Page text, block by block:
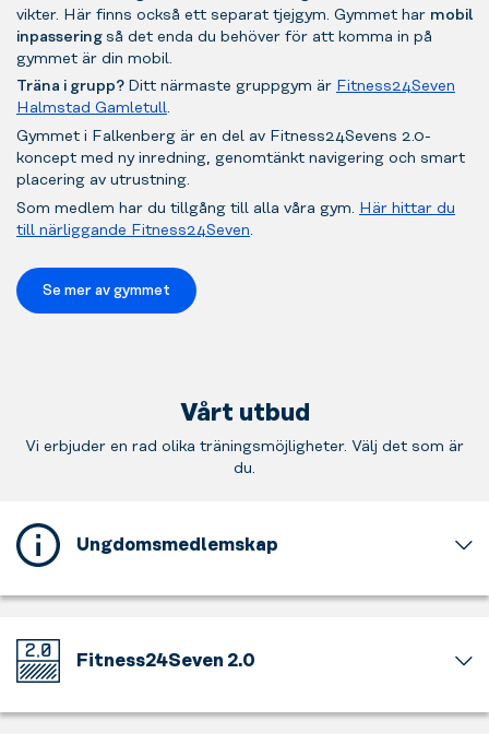
vikter. Här finns också ett separat tjejgym. Gymmet har mobil
inpassering så det enda du behöver för att komma in på
gymmet är din mobil.
Träna i grupp? Ditt närmaste gruppgym är Fitness24Seven
Halmstad Gamletull.
Gymmet i Falkenberg är en del av Fitness24Sevens 2.0-
koncept med ny inredning, genomtänkt navigering och smart
placering av utrustning.
Som medlem har du tillgång till alla våra gym. Här hittar du
till närliggande Fitness24Seven.
Se mer av gymmet
Vårt utbud
Vi erbjuder en rad olika träningsmöjligheter. Välj det som är
du.
Ungdomsmedlemskap
gym
ett
ungdomsmedlemskap
dig
Fitness24Seven 2.0
till